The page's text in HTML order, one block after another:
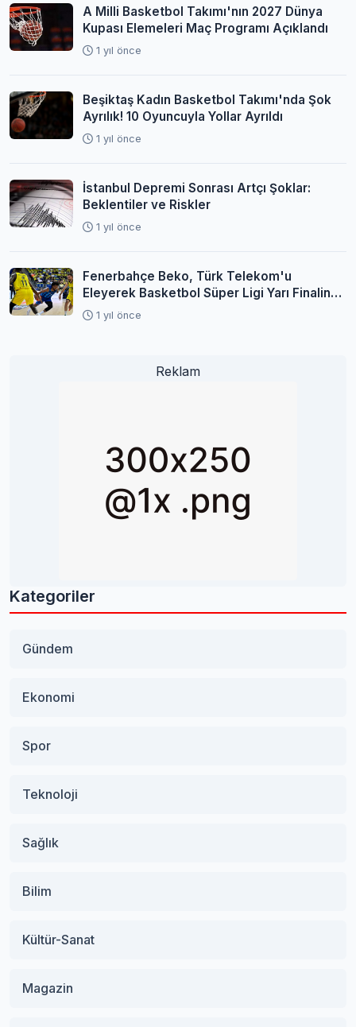
A Milli Basketbol Takımı'nın 2027 Dünya
Kupası Elemeleri Maç Programı Açıklandı
1 yıl önce
Beşiktaş Kadın Basketbol Takımı'nda Şok
Ayrılık! 10 Oyuncuyla Yollar Ayrıldı
1 yıl önce
İstanbul Depremi Sonrası Artçı Şoklar:
Beklentiler ve Riskler
1 yıl önce
Fenerbahçe Beko, Türk Telekom'u
Eleyerek Basketbol Süper Ligi Yarı Finaline
Yükseldi
1 yıl önce
Reklam
Kategoriler
Gündem
Ekonomi
Spor
Teknoloji
Sağlık
Bilim
Kültür-Sanat
Magazin